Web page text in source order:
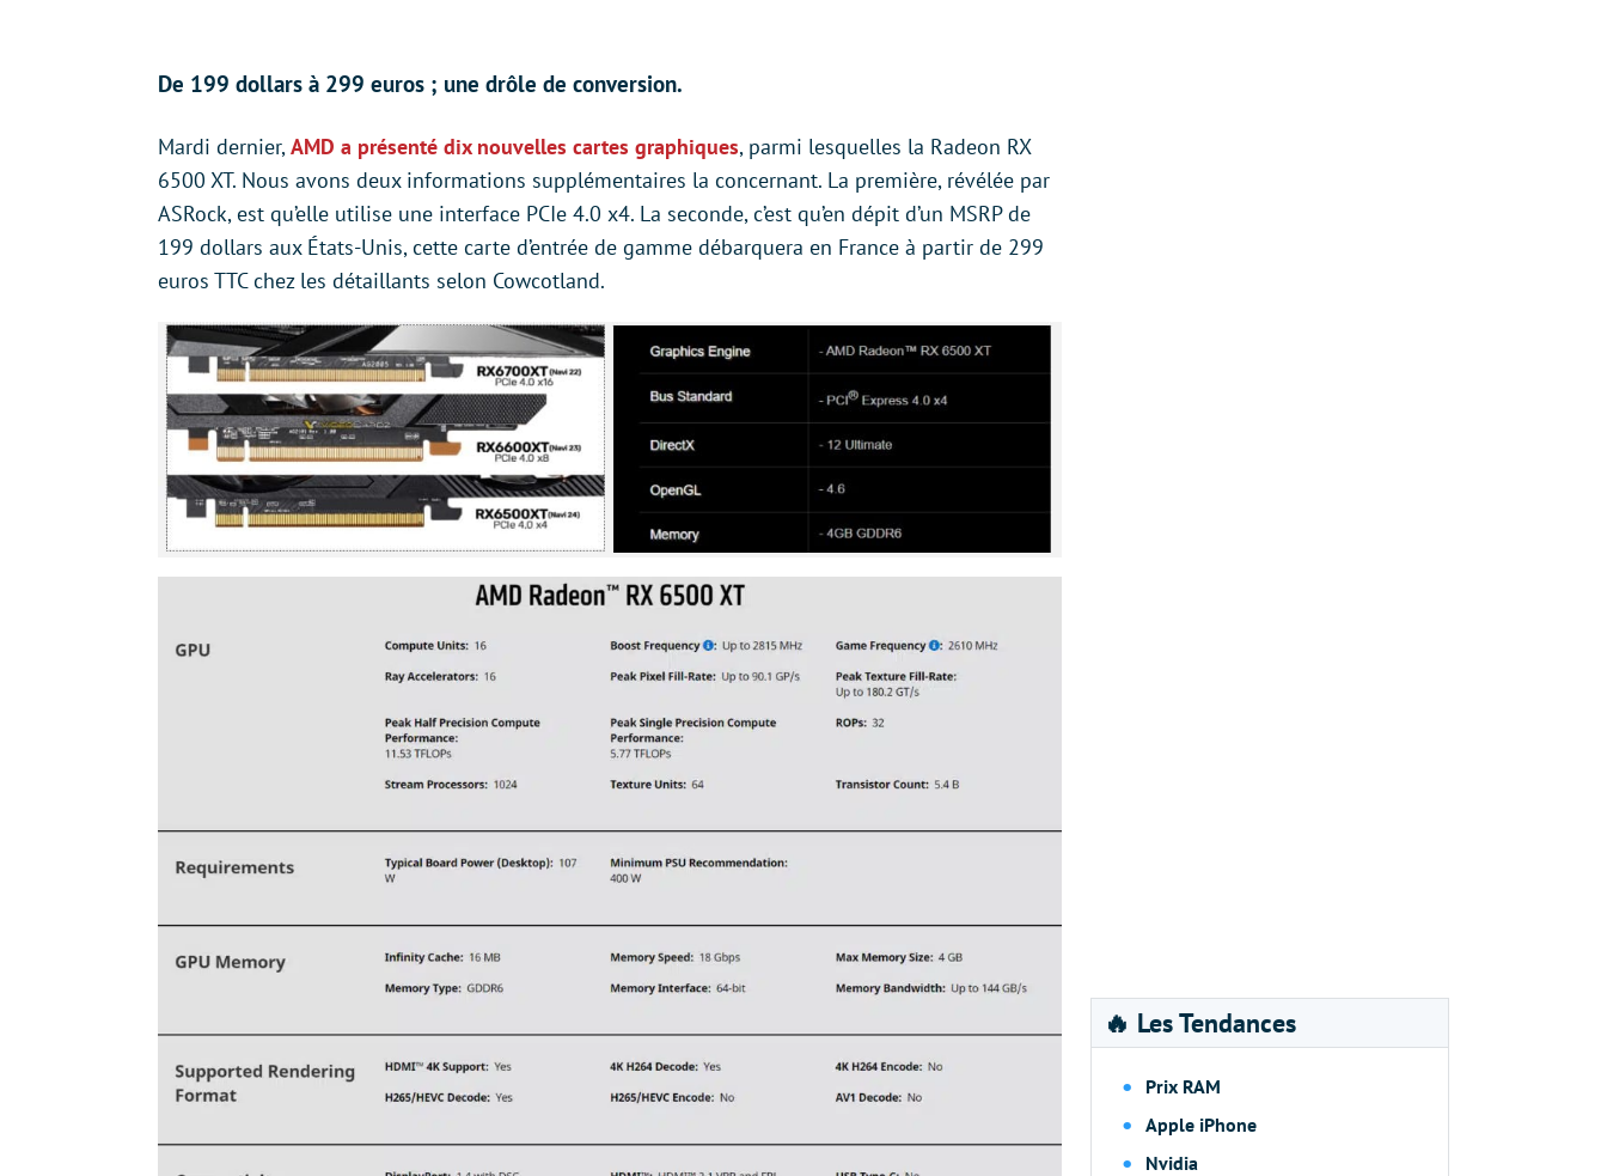
De 199 dollars à 299 euros ; une drôle de conversion.
Mardi dernier,AMD a présenté dix nouvelles cartes graphiques, parmi lesquelles la Radeon RX
6500 XT. Nous avons deux informations supplémentaires la concernant. La première, révélée par
ASRock, est qu’elle utilise une interface PCIe 4.0 x4. La seconde, c’est qu’en dépit d’un MSRP de
199 dollars aux États-Unis, cette carte d’entrée de gamme débarquera en France à partir de 299
euros TTC chez les détaillants selon Cowcotland.
🔥 Les Tendances
Prix RAM
Apple iPhone
Nvidia